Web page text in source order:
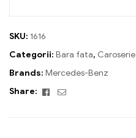
SKU: 1616
Categorii: Bara fata, Caroserie
Brands: Mercedes-Benz
Share:
Facebook
Email